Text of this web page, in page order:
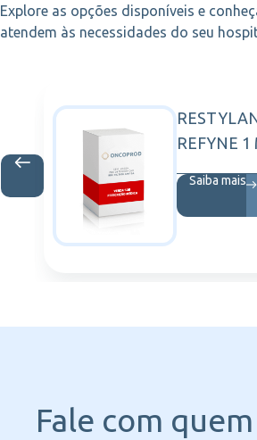
Explore as opções disponíveis e
atendem às necessidades do seu
REFYNE 1
Saiba mais
Fale com